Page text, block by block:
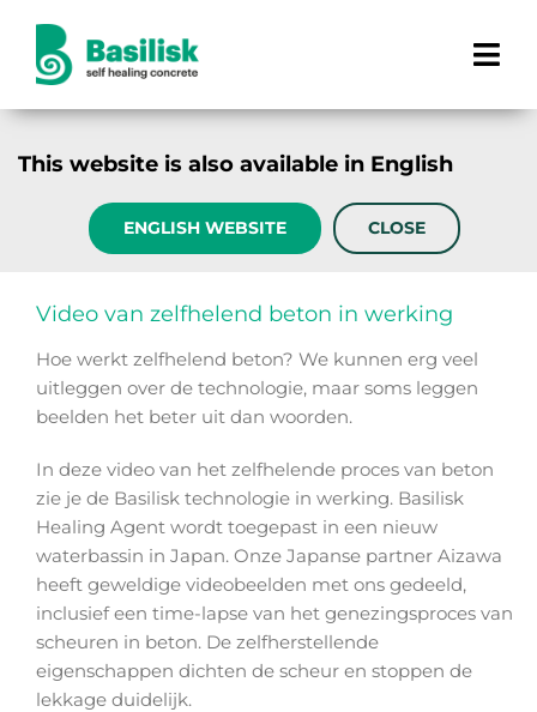
inhoud
Producten
Over ons
This website is also available in English
ENGLISH WEBSITE CLOSE
Video van zelfhelend beton in werking
Hoe werkt zelfhelend beton? We kunnen erg veel
uitleggen over de technologie, maar soms leggen
beelden het beter uit dan woorden.
In deze video van het zelfhelende proces van beton
zie je de Basilisk technologie in werking. Basilisk
Healing Agent wordt toegepast in een nieuw
waterbassin in Japan. Onze Japanse partner Aizawa
heeft geweldige videobeelden met ons gedeeld,
inclusief een time-lapse van het genezingsproces van
scheuren in beton. De zelfherstellende
eigenschappen dichten de scheur en stoppen de
lekkage duidelijk.